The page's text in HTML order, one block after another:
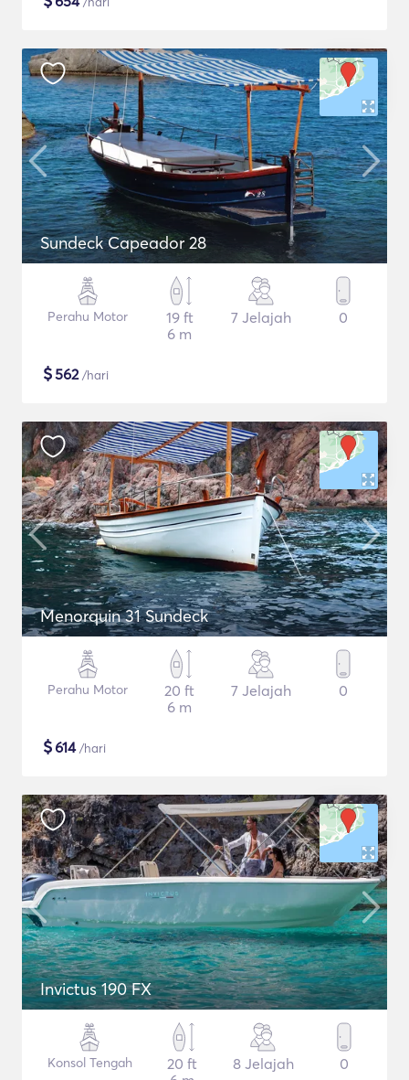
Sundeck Capeador 28
Perahu Motor
19 ft
6 m
7 Jelajah 0
$562/hari
Menorquin 31 Sundeck
Perahu Motor
20 ft
6 m
7 Jelajah 0
$614/hari
Invictus 190 FX
Konsol Tengah
20 ft
8 Jelajah 0